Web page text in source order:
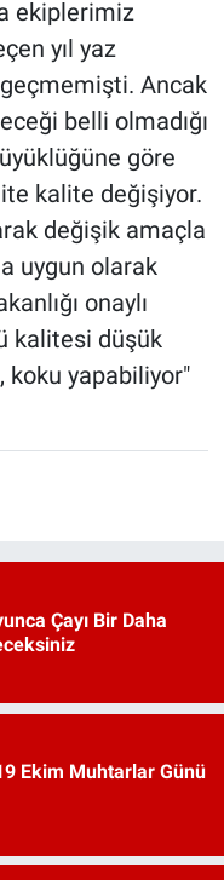
ekiplerimiz
yıl yaz
Ancak
belli olmadığı
göre
kalite değişiyor.
değişik amaçla
uygun olarak
onaylı
kalitesi düşük
koku yapabiliyor"
Çayı Bir Daha
Ekim Muhtarlar Günü